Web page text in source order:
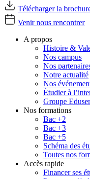
Télécharger la
Venir nous rencontrer
A propos
Histoire &
Nos campus
Nos
Notre actualité
Nos
Étudier à
Groupe
Nos formations
Bac +2
Bac +3
Bac +5
Schéma des
Toutes nos
Accès rapide
Financer ses